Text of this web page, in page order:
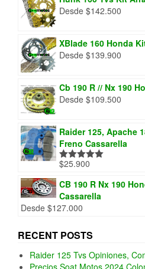
Desde $142.500
XBlade 160 Honda
Desde $139.900
Cb 190 R // Nx 190
Desde $109.500
Raider 125, Apache
Freno Cassarella
Valorado
5
$25.900
CB 190 R Nx 190
Cassarella
Desde $127.000
RECENT POSTS
Raider 125 Tvs Opiniones,
Precios Soat Motos 2024